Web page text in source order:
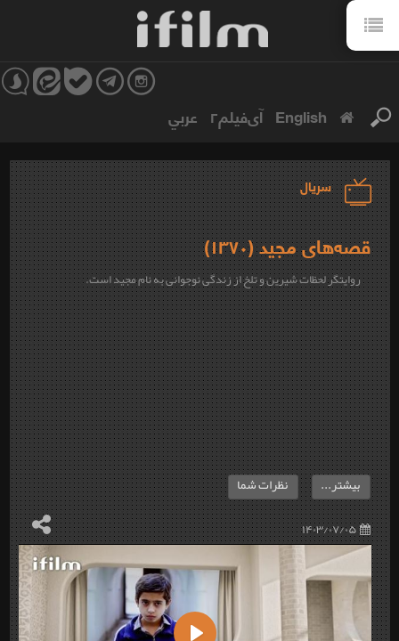
English آی‌فیلم۲ عربي
سریال
قصه‌های مجید (۱۳۷۰)
روایتگر لحظات شیرین و تلخ از زندگی نوجوانی به نام مجید است.
۱۴۰۳/۰۷/۰۵
بیشتر... نظرات شما